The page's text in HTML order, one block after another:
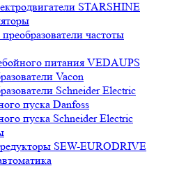
STARSHINE
частоты
питания VEDAUPS
Vacon
Schneider Electric
пуска Danfoss
пуска Schneider Electric
SEW-EURODRIVE